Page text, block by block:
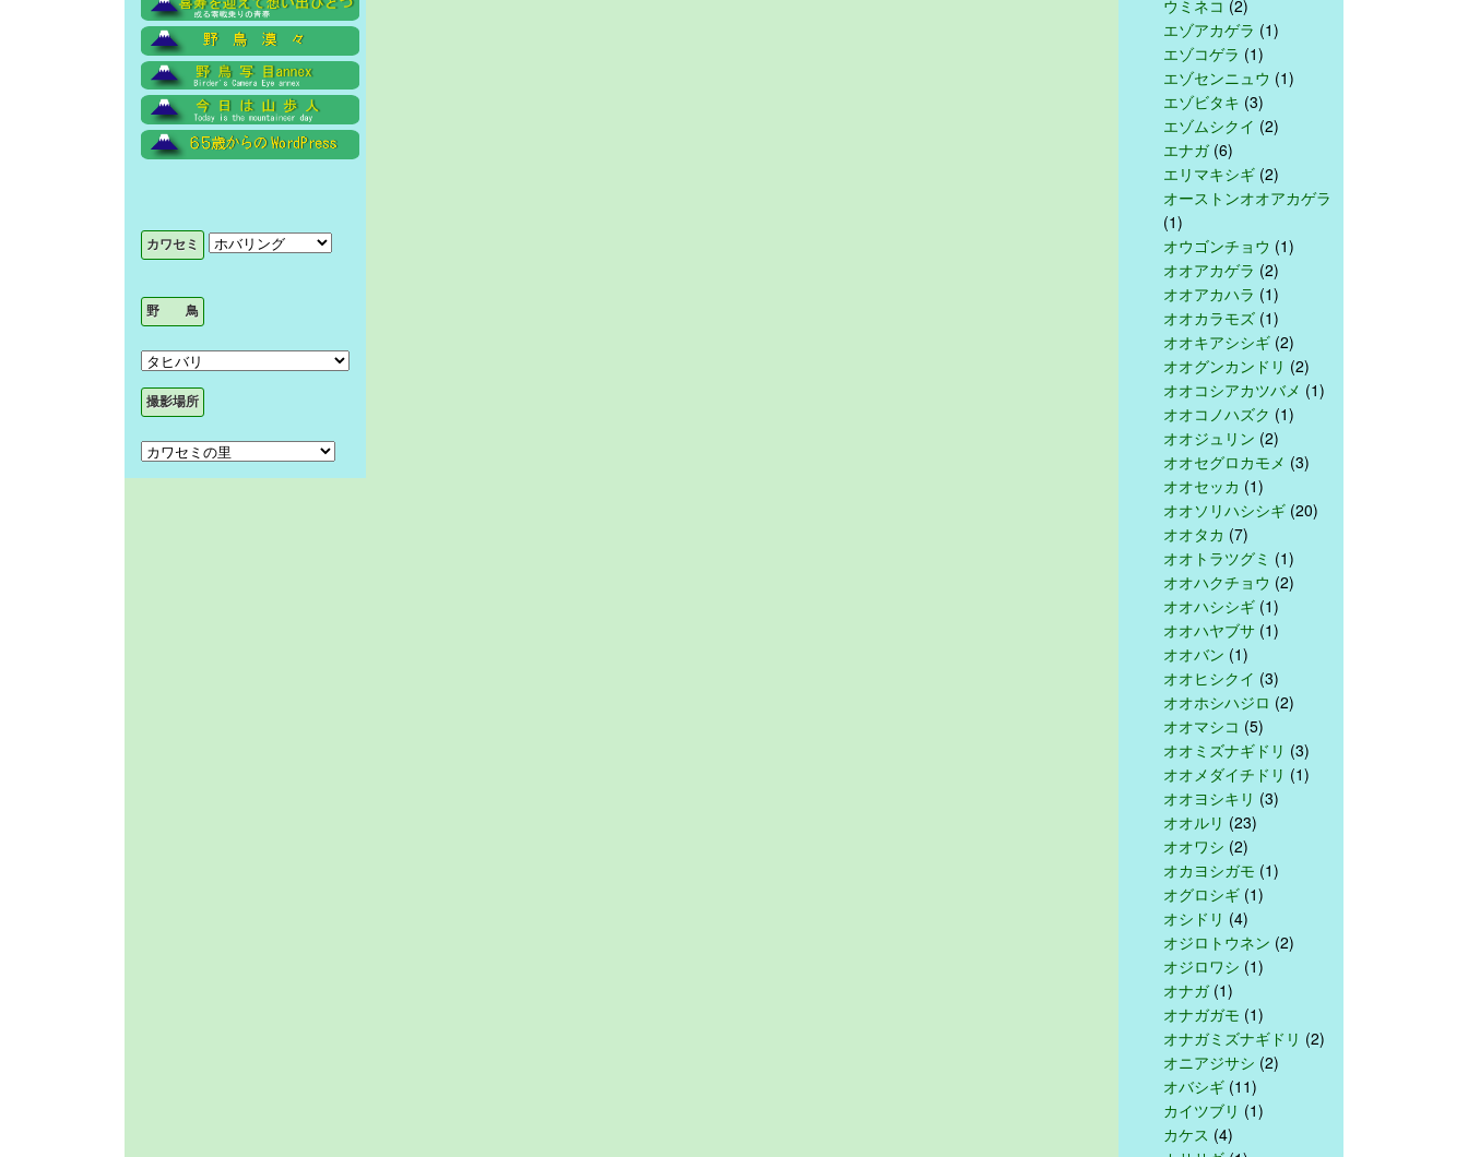
ウミネコ (2)
エゾアカゲラ (1)
エゾコゲラ (1)
エゾセンニュウ (1)
エゾビタキ (3)
エゾムシクイ (2)
エナガ(6)
エリマキシギ (2)
オーストンオオアカゲラ
(1)
オウゴンチョウ (1)
オオアカゲラ (2)
オオアカハラ (1)
オオカラモズ (1)
オオキアシシギ (2)
オオグンカンドリ (2)
オオコシアカツバメ (1)
オオコノハズク (1)
オオジュリン (2)
オオセグロカモメ (3)
オオセッカ (1)
オオソリハシシギ (20)
オオタカ (7)
オオトラツグミ (1)
オオハクチョウ (2)
オオハシシギ (1)
オオハヤブサ (1)
オオバン (1)
オオヒシクイ (3)
オオホシハジロ (2)
オオマシコ (5)
オオミズナギドリ (3)
オオメダイチドリ (1)
オオヨシキリ (3)
オオルリ (23)
オオワシ (2)
オカヨシガモ (1)
オグロシギ (1)
オシドリ (4)
オジロトウネン (2)
オジロワシ (1)
オナガ(1)
オナガガモ (1)
オナガミズナギドリ (2)
オニアジサシ (2)
オバシギ (11)
カイツブリ (1)
カケス (4)